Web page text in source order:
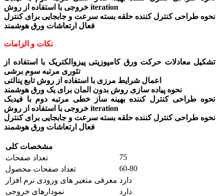
خروجی با استفاده از روش iteration
نحوه طراحی کنترل کننده حلقه بسته سرعت و جابجایی برای کنترل
فعال ارتعاشات ورق هوشمند
نکات و الزامات
تشکیل معادلات حرکت ورق کامپوزیتی پیزوالکتریک با استفاده از
تئوری مرتبه سوم برشی
اعمال شرایط مرزی با استفاده از روش تابع پنالتی
نحوه پیاده سازی روش بدون المان برای یک ورق هوشمند
نحوه طراحی کنترل کننده بهینه ساز خطی مرتبه دوم با فیدبک
خروجی با استفاده از روش iteration
نحوه طراحی کنترل کننده حلقه بسته سرعت و جابجایی برای کنترل
فعال ارتعاشات ورق هوشمند
مشخصات کلی
تعداد صفحات
75
تعداد صفحات محصول
60-80
معرفی متغیر های ورودی نرم افزار دارد
نمودارهای خروجی
دارد